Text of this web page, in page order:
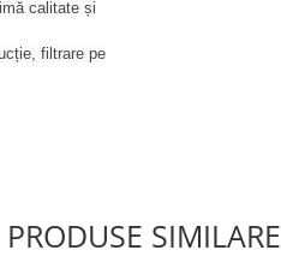
calitate și
filtrare pe
PRODUSE SIMILARE